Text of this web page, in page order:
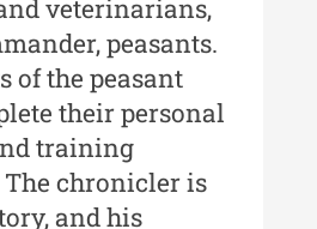
Științei și
Procopiu” - An
Științei și
Procopiu” - An
veterinarians,
peasants.
of the peasant
their personal
training
chronicler is
and his